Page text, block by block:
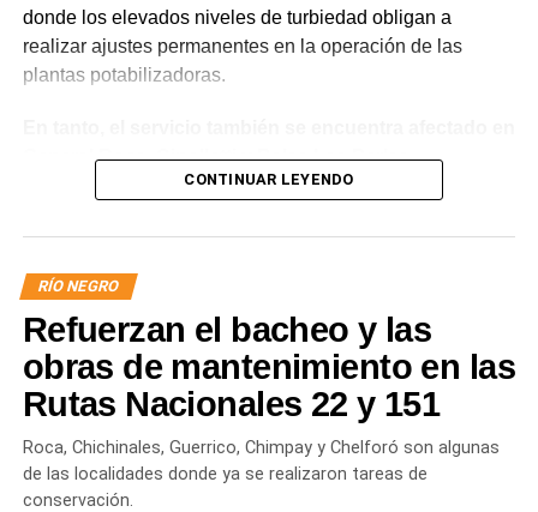
donde los elevados niveles de turbiedad obligan a
realizar ajustes permanentes en la operación de las
plantas potabilizadoras.
General Roca, Cipolletti y Balsa Las Perlas,
localidades donde podrían registrarse bajas de
trabaja para sostener la producción de agua potable.
Por otra parte, en Gral. E. Godoy se registran valores de
turbiedad cercanos a 80 NTU, mientras que en
Chichinales rondan los 10 NTU. En ambos casos, las
plantas continúan funcionando con monitoreo
permanente.
Los equipos técnicos de Aguas Rionegrinas mantienen
un seguimiento constante de la evolución de la turbiedad
CONTINUAR LEYENDO
RÍO NEGRO
Refuerzan el bacheo y las
obras de mantenimiento en las
Rutas Nacionales 22 y 151
Roca, Chichinales, Guerrico, Chimpay y Chelforó son algunas
de las localidades donde ya se realizaron tareas de
conservación.